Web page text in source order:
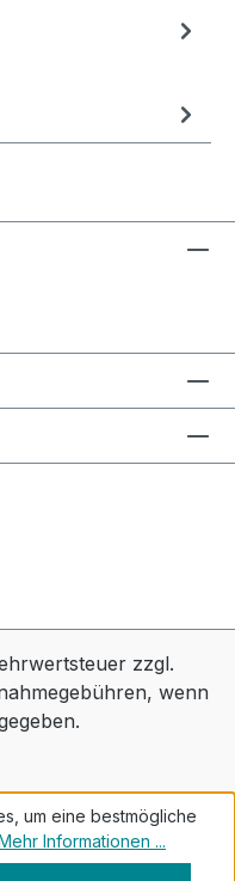
zzgl.
wenn
um eine bestmögliche
Informationen ...